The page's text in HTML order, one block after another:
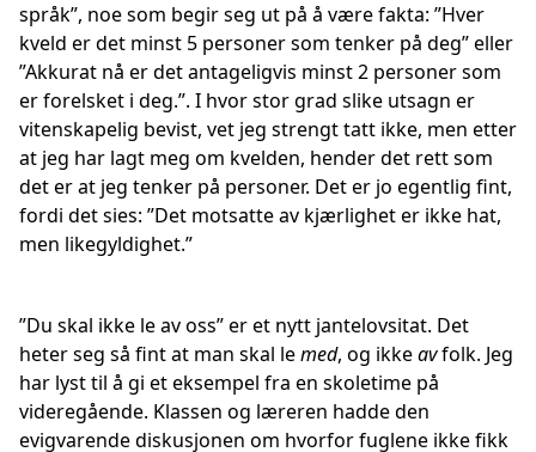
språk”, noe som begir seg ut på å være fakta: ”Hver
kveld er det minst 5 personer som tenker på deg” eller
”Akkurat nå er det antageligvis minst 2 personer som
er forelsket i deg.”. I hvor stor grad slike utsagn er
vitenskapelig bevist, vet jeg strengt tatt ikke, men etter
at jeg har lagt meg om kvelden, hender det rett som
det er at jeg tenker på personer. Det er jo egentlig fint,
fordi det sies: ”Det motsatte av kjærlighet er ikke hat,
men likegyldighet.”
”Du skal ikke le av oss” er et nytt jantelovsitat. Det
heter seg så fint at man skal lemed, og ikkeavfolk. Jeg
har lyst til å gi et eksempel fra en skoletime på
videregående. Klassen og læreren hadde den
evigvarende diskusjonen om hvorfor fuglene ikke fikk